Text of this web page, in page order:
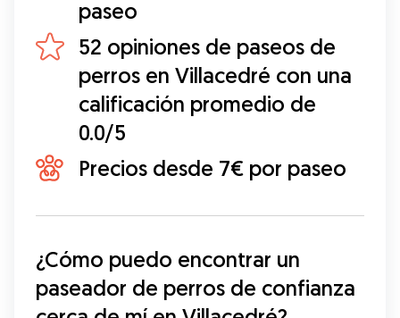
paseo
52 opiniones de paseos de
perros en Villacedré con una
calificación promedio de
0.0/5
Precios desde 7€ por paseo
¿Cómo puedo encontrar un
paseador de perros de confianza